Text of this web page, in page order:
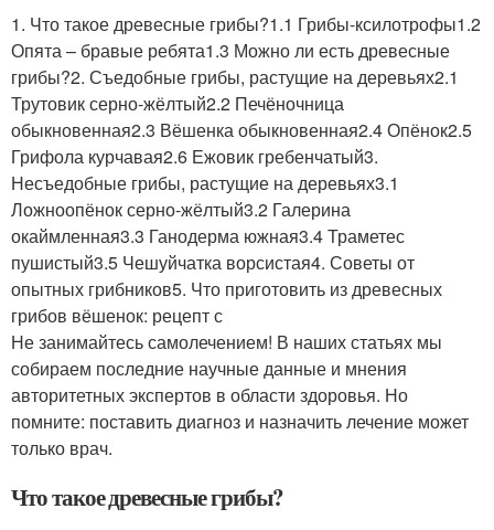
1. Что такое древесные грибы?1.1 Грибы-ксилотрофы1.2
Опята – бравые ребята1.3 Можно ли есть древесные
грибы?2. Съедобные грибы, растущие на деревьях2.1
Трутовик серно-жёлтый2.2 Печёночница
обыкновенная2.3 Вёшенка обыкновенная2.4 Опёнок2.5
Грифола курчавая2.6 Ежовик гребенчатый3.
Несъедобные грибы, растущие на деревьях3.1
Ложноопёнок серно-жёлтый3.2 Галерина
окаймленная3.3 Ганодерма южная3.4 Траметес
пушистый3.5 Чешуйчатка ворсистая4. Советы от
опытных грибников5. Что приготовить из древесных
грибов вёшенок: рецепт с
Не занимайтесь самолечением! В наших статьях мы
собираем последние научные данные и мнения
авторитетных экспертов в области здоровья. Но
помните: поставить диагноз и назначить лечение может
только врач.
Что такое древесные грибы?